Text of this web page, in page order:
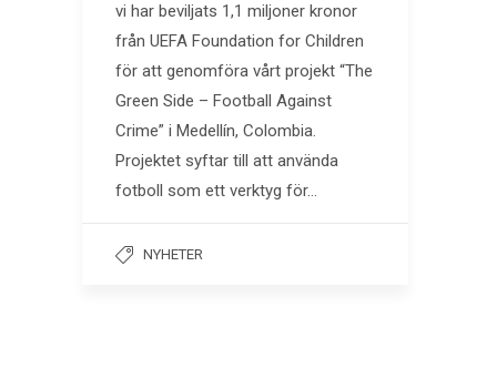
vi har beviljats 1,1 miljoner kronor
från UEFA Foundation for Children
för att genomföra vårt projekt “The
Green Side – Football Against
Crime” i Medellín, Colombia.
Projektet syftar till att använda
fotboll som ett verktyg för…
NYHETER